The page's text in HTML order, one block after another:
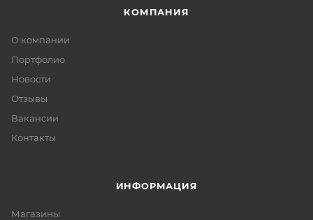
КОМПАНИЯ
О компании
Портфолио
Новости
Отзывы
Вакансии
Контакты
ИНФОРМАЦИЯ
Магазины